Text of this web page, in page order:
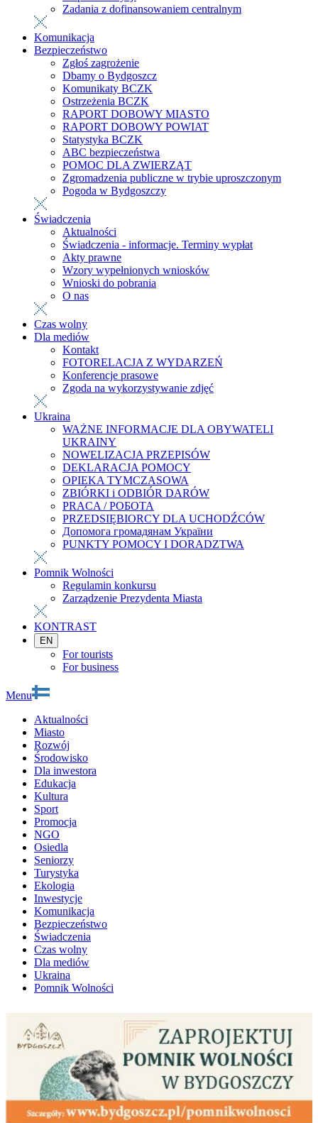
Zadania z dofinansowaniem centralnym
Komunikacja
Bezpieczeństwo
Zgłoś zagrożenie
Dbamy o Bydgoszcz
Komunikaty BCZK
Ostrzeżenia BCZK
RAPORT DOBOWY MIASTO
RAPORT DOBOWY POWIAT
Statystyka BCZK
ABC bezpieczeństwa
POMOC DLA ZWIERZĄT
Zgromadzenia publiczne w trybie uproszczonym
Pogoda w Bydgoszczy
Świadczenia
Aktualności
Świadczenia - informacje. Terminy wypłat
Akty prawne
Wzory wypełnionych wniosków
Wnioski do pobrania
O nas
Czas wolny
Dla mediów
Kontakt
FOTORELACJA Z WYDARZEŃ
Konferencje prasowe
Zgoda na wykorzystywanie zdjęć
Ukraina
WAŻNE INFORMACJE DLA OBYWATELI
UKRAINY
NOWELIZACJA PRZEPISÓW
DEKLARACJA POMOCY
OPIEKA TYMCZASOWA
ZBIÓRKI i ODBIÓR DARÓW
PRACA / РОБОТА
PRZEDSIĘBIORCY DLA UCHODŹCÓW
Допомога громадянам України
PUNKTY POMOCY I DORADZTWA
Pomnik Wolności
Regulamin konkursu
Zarządzenie Prezydenta Miasta
KONTRAST
EN
For tourists
For business
Menu
Aktualności
Miasto
Rozwój
Środowisko
Dla inwestora
Edukacja
Kultura
Sport
Promocja
NGO
Osiedla
Seniorzy
Turystyka
Ekologia
Inwestycje
Komunikacja
Bezpieczeństwo
Świadczenia
Czas wolny
Dla mediów
Ukraina
Pomnik Wolności